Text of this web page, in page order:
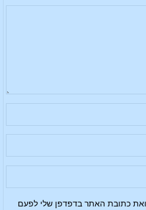
כתובת האתר בדפדפן שלי לפעם